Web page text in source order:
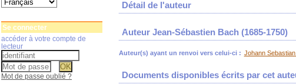
Détail de l'auteur
Auteur Jean-Sébastien Bach (1685-1750)
Auteur(s) ayant un renvoi vers celui-ci : Johann
Documents disponibles écrits par cet
Se connecter
accéder à votre compte de
lecteur
Mot de passe oublié ?